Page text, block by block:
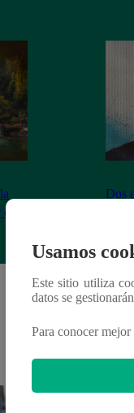
Dos
Usamos
Este sitio utiliza
datos se
Para conocer